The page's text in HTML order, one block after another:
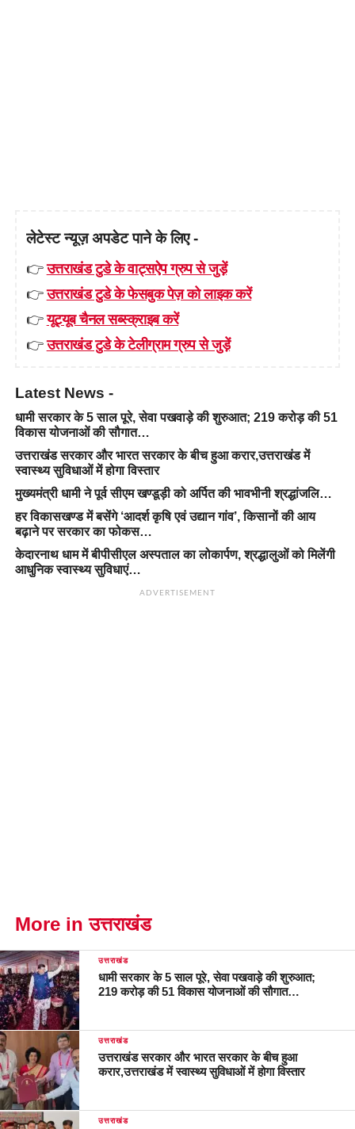
लेटेस्ट न्यूज़ अपडेट पाने के लिए -
👉उत्तराखंड टुडे के वाट्सऐप ग्रुप से जुड़ें
👉उत्तराखंड टुडे के फेसबुक पेज़ को लाइक करें
👉यूट्यूब चैनल सब्स्क्राइब करें
👉उत्तराखंड टुडे के टेलीग्राम ग्रुप से जुड़ें
Latest News -
धामी सरकार के 5 साल पूरे, सेवा पखवाड़े की शुरुआत; 219 करोड़ की 51
विकास योजनाओं की सौगात…
उत्तराखंड सरकार और भारत सरकार के बीच हुआ करार,उत्तराखंड में
स्वास्थ्य सुविधाओं में होगा विस्तार
मुख्यमंत्री धामी ने पूर्व सीएम खण्डूड़ी को अर्पित की भावभीनी श्रद्धांजलि…
हर विकासखण्ड में बसेंगे ‘आदर्श कृषि एवं उद्यान गांव’, किसानों की आय
बढ़ाने पर सरकार का फोकस…
केदारनाथ धाम में बीपीसीएल अस्पताल का लोकार्पण, श्रद्धालुओं को मिलेंगी
आधुनिक स्वास्थ्य सुविधाएं…
ADVERTISEMENT
More in उत्तराखंड
उत्तराखंड
धामी सरकार के 5 साल पूरे, सेवा पखवाड़े की शुरुआत;
219 करोड़ की 51 विकास योजनाओं की सौगात…
उत्तराखंड
उत्तराखंड सरकार और भारत सरकार के बीच हुआ
करार,उत्तराखंड में स्वास्थ्य सुविधाओं में होगा विस्तार
उत्तराखंड